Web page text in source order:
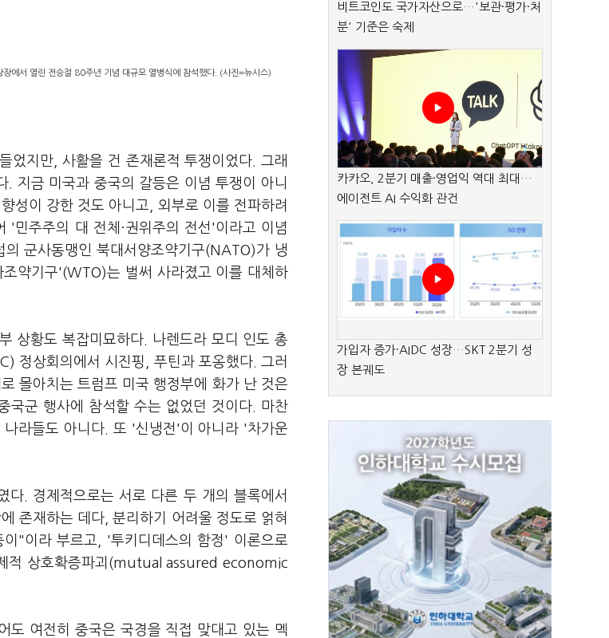
에서 열린 전승절 80주년 기념 대규모 열병식에 참석했다. (사진=뉴시스)
었지만, 사활을 건 존재론적 투쟁이었다. 그래
지금 미국과 중국의 갈등은 이념 투쟁이 아니
성이 강한 것도 아니고, 외부로 이를 전파하려
민주주의 대 전체·권위주의 전선'이라고 이념
군사동맹인 북대서양조약기구(NATO)가 냉
약기구'(WTO)는 벌써 사라졌고 이를 대체하
상황도 복잡미묘하다. 나렌드라 모디 인도 총
정상회의에서 시진핑, 푸틴과 포옹했다. 그러
몰아치는 트럼프 미국 행정부에 화가 난 것은
국군 행사에 참석할 수는 없었던 것이다. 마찬
라들도 아니다. 또 '신냉전'이 아니라 '차가운
. 경제적으로는 서로 다른 두 개의 블록에서
존재하는 데다, 분리하기 어려울 정도로 얽혀
"이라 부르고, '투키디데스의 함정' 이론으로
적 상호확증파괴(mutual assured economic
도 여전히 중국은 국경을 직접 맞대고 있는 멕
비트코인도 국가자산으로…'보관·평가·처
분' 기준은 숙제
카카오, 2분기 매출·영업익 역대 최대…
에이전트 AI 수익화 관건
가입자 증가·AIDC 성장…SKT 2분기 성
장 본궤도